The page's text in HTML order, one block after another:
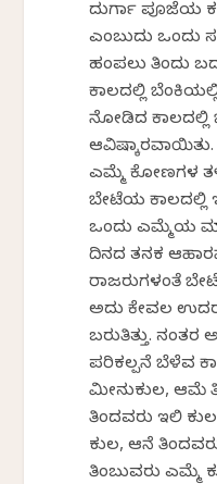
ದುರ್ಗಾ ಪೂಜೆಯ
ಎಂಬುದು ಒಂದು
ಹಂಪಲು ತಿಂದು
ಕಾಲದಲ್ಲಿ
ನೋಡಿದ
ಆವಿಷ್ಕಾರವಾಯಿತು.
ಎಮ್ಮೆ ಕೋಣಗಳ
ಬೇಟೆಯ ಕಾಲದಲ್ಲಿ
ಒಂದು ಎಮ್ಮೆಯ
ದಿನದ ತನಕ
ರಾಜರುಗಳಂತೆ
ಅದು ಕೇವಲ
ಬರುತಿತ್ತು.
ಪರಿಕಲ್ಪನೆ ಬೆಳೆವ
ಮೀನುಕುಲ, ಆಮೆ
ತಿಂದವರು ಇಲಿ
ಕುಲ, ಆನೆ
ತಿಂಬುವರು ಎಮ್ಮೆ